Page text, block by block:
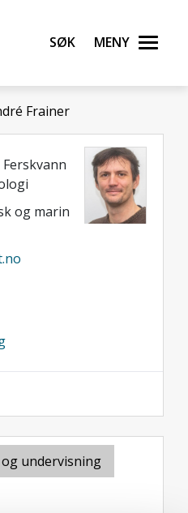
Søk Meny
Frainer
og marin
undervisning